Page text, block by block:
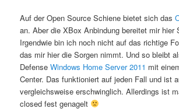
Auf der Open Source Schiene bietet sich das
an. Aber die XBox Anbindung bereitet mir hier
Irgendwie bin ich noch nicht auf das richtige
das mir hier die Sorgen nimmt. Und so bleibt
DefenseWindows Home Server 2011 mit
Center. Das funktioniert auf jeden Fall und ist
vergleichsweise erschwinglich. Allerdings ist
closed fest genagelt